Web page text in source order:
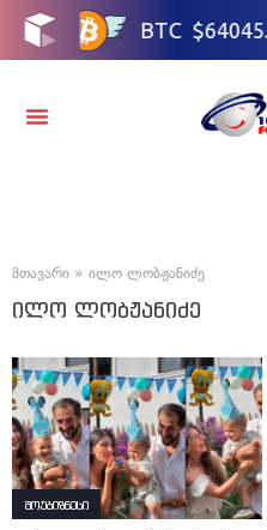
მთავარი » ილო ლობჟანიძე
ილო ლობჟანიძე
შოუბიზნესი